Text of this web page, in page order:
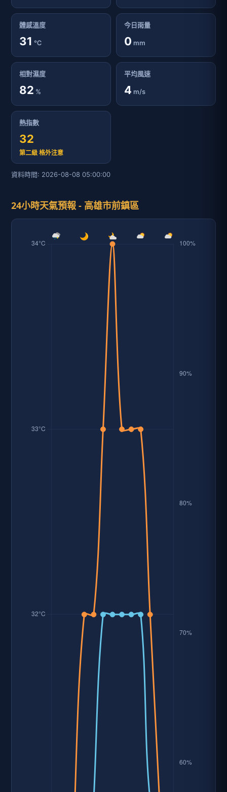
體感溫度
31 ℃
今日雨量
0 mm
相對濕度
82 %
平均風速
4 m/s
熱指數
32
第二級 格外注意
資料時間: 2026-08-08 05:00:00
24小時天氣預報 - 高雄市前鎮區